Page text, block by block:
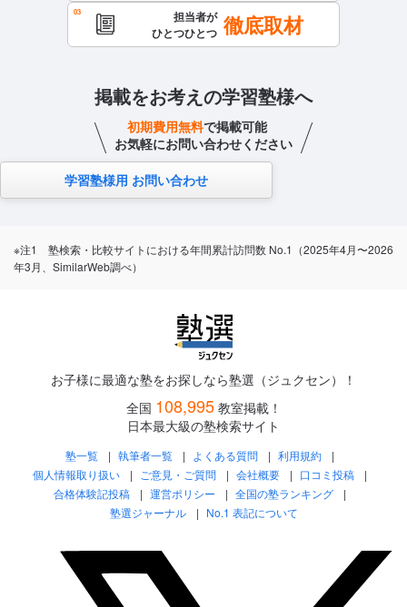
担当者が
ひとつひとつ 徹底取材
掲載をお考えの学習塾様へ
初期費用無料で掲載可能
お気軽にお問い合わせください
学習塾様用 お問い合わせ
※注1 塾検索・比較サイトにおける年間累計訪問数 No.1（2025年4月〜2026
年3月、SimilarWeb調べ）
お子様に最適な塾をお探しなら塾選（ジュクセン）！
全国 108,995 教室掲載！
日本最大級の塾検索サイト
塾一覧 執筆者一覧 よくある質問
利用規約
個人情報取り扱い
ご意見・ご質問 会社概要
口コミ投稿
合格体験記投稿
運営ポリシー
全国の塾ランキング
塾選ジャーナル
No.1 表記について